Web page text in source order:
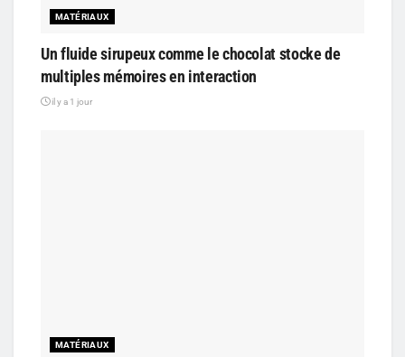
MATÉRIAUX
Un fluide sirupeux comme le chocolat stocke de
multiples mémoires en interaction
il y a 1 jour
MATÉRIAUX